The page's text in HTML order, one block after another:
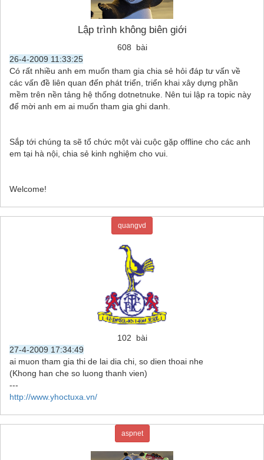
Lập trình không biên giới
608 bài
26-4-2009 11:33:25
Có rất nhiều anh em muốn tham gia chia sẻ hỏi đáp tư vấn về
các vấn đề liên quan đến phát triển, triển khai xây dựng phần
mềm trên nền tảng hệ thống dotnetnuke. Nên tui lập ra topic này
để mời anh em ai muốn tham gia ghi danh.
Sắp tới chúng ta sẽ tổ chức một vài cuộc gặp offline cho các anh
em tại hà nội, chia sẻ kinh nghiệm cho vui.
Welcome!
quangvd
102 bài
27-4-2009 17:34:49
ai muon tham gia thi de lai dia chi, so dien thoai nhe
(Khong han che so luong thanh vien)
---
http://www.yhoctuxa.vn/
aspnet